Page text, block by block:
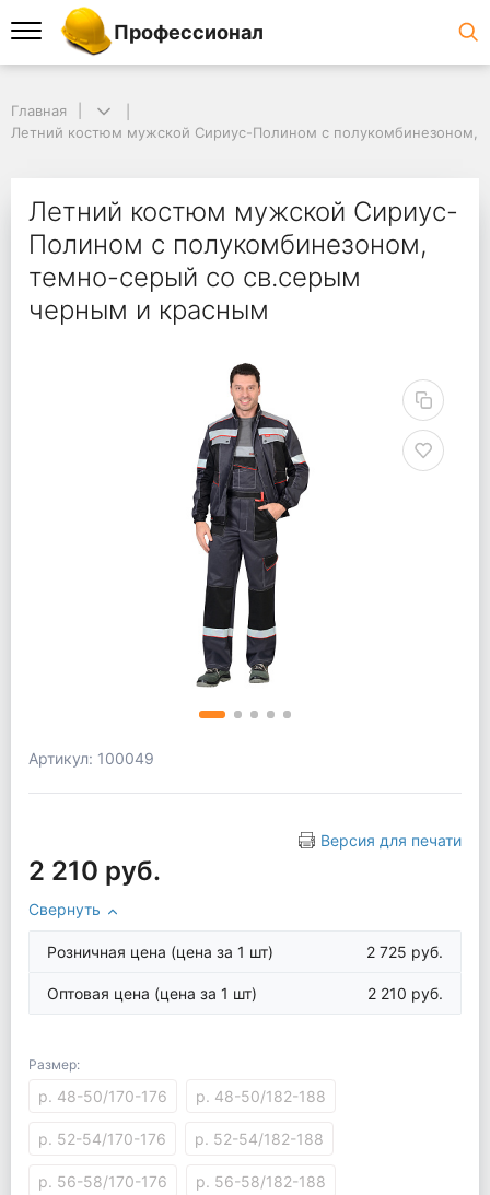
Профессионал
Главная
Летний костюм мужской Сириус-Полином с
Летний костюм мужской Сириус-
Полином с полукомбинезоном,
темно-серый со св.серым
черным и красным
Артикул: 100049
Версия для печати
2 210 руб.
Свернуть
Розничная цена (цена за 1 шт) 2 725 руб.
Оптовая цена (цена за 1 шт) 2 210 руб.
Размер:
р. 48-50/170-176 р. 48-50/182-188
р. 52-54/170-176 р. 52-54/182-188
р. 56-58/170-176 р. 56-58/182-188